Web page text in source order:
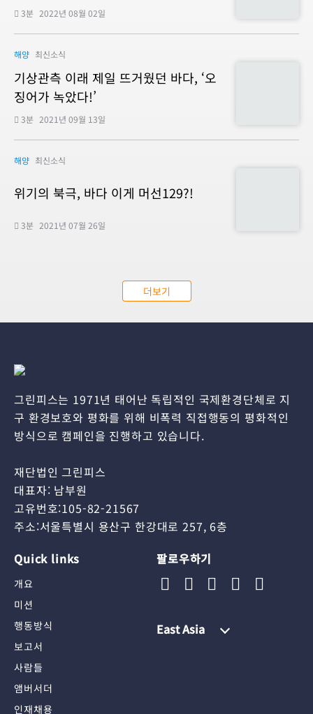
3분 2022년 08월 02일
해양 최신소식
기상관측 이래 제일 뜨거웠던 바다, ‘오
징어가 녹았다!’
3분 2021년 09월 13일
해양 최신소식
위기의 북극, 바다 이게 머선129?!
3분 2021년 07월 26일
더보기
그린피스는 1971년 태어난 독립적인 국제환경단체로 지
구 환경보호와 평화를 위해 비폭력 직접행동의 평화적인
방식으로 캠페인을 진행하고 있습니다.
재단법인 그린피스
대표자: 남부원
고유번호:105-82-21567
주소:서울특별시 용산구 한강대로 257, 6층
Quick links
개요
미션
행동방식
보고서
사람들
앰버서더
인재채용
팔로우하기
East Asia